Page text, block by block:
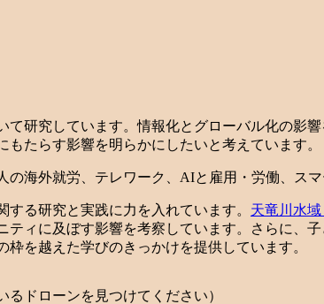
て研究しています。情報化とグローバル化の影
たらす影響を明らかにしたいと考えています。
海外就労、テレワーク、AIと雇用・労働、ス
る研究と実践に力を入れています。 天竜川水
ティに及ぼす影響を考察しています。さらに、
を越えた学びのきっかけを提供しています。
ドローンを見つけてください）